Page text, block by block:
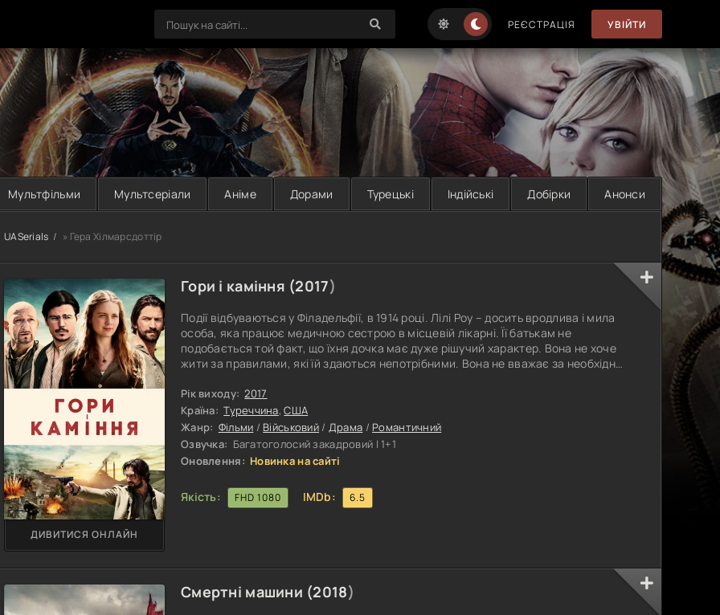
РЕЄСТРАЦІЯ УВІЙТИ
Мультфільми Мультсеріали Аніме Дорами Турецькі Індійські Добірки Анонси
UASerials » Гера Хілмарсдоттір
Гори і каміння (2017)
Події відбуваються у Філадельфії, в 1914 році. Лілі Роу – досить вродлива і мила
особа, яка працює медичною сестрою в місцевій лікарні. Її батькам не
подобається той факт, що їхня дочка має дуже рішучий характер. Вона не хоче
жити за правилами, які їй здаються непотрібними. Вона не вважає за необхідне
знайомиться з доктором Джудом, і вона захоплена його розповідями про
медичну допомогу від американської місії в
Рік виходу: 2017
Країна: Туреччина,США
Жанр: Фільми / Військовий / Драма / Романтичний
Озвучка: Багатоголосий закадровий | 1+1
Оновлення: Новинка на сайті
Якість: FHD 1080 IMDb: 6.5
ДИВИТИСЯ ОНЛАЙН
Смертні машини (2018)